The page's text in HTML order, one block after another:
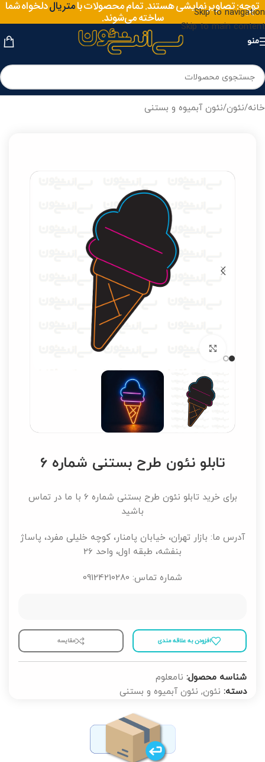
Skip to navigation
Skip to main content
توجه: تصاویر نمایشی هستند. تمام محصولات باسایزمتریال
دلخواه شما
ساخته می‌شوند.
منو
خانه/نئون/نئون آبمیوه و بستنی
تابلو نئون طرح بستنی شماره 6
برای خرید تابلو نئون طرح بستنی شماره 6 با ما در تماس
باشید
آدرس ما: بازار تهران، خیابان پامنار، کوچه خلیلی مفرد، پاساژ
بنفشه، طبقه اول، واحد 26
شماره تماس: 09124210280
افزودن به علاقه مندی مقايسه
شناسه محصول: نامعلوم
دسته: نئون, نئون آبمیوه و بستنی